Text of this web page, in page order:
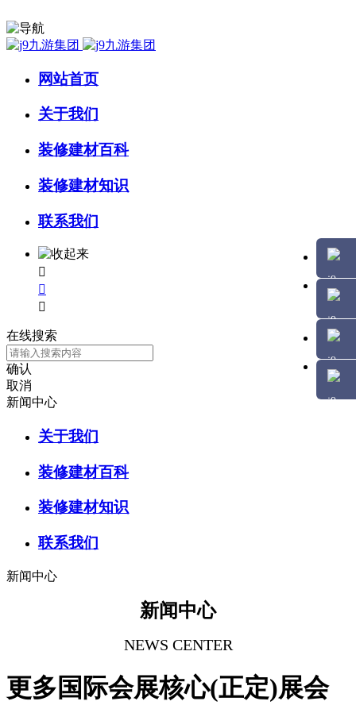
网站首页
关于我们
装修建材百科
装修建材知识
联系我们



在线搜索
确认
取消
新闻中心
关于我们
装修建材百科
装修建材知识
联系我们
新闻中心
新闻中心
NEWS CENTER
更多国际会展核心(正定)展会